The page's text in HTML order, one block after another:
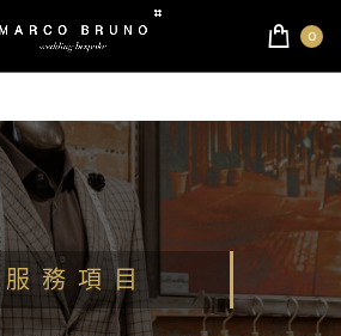
0
服 務 項 目